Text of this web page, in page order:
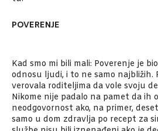
POVERENJE
Kad smo mi bili mali: Poverenje je
odnosu ljudi, i to ne samo najbližih.
verovala roditeljima da vole svoju
Nikome nije padalo na pamet da ih
neodgovornost ako, na primer,
samo u dom zdravlja po recept za